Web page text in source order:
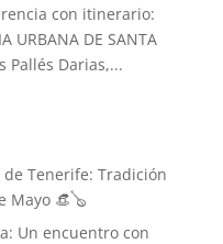
con itinerario:
URBANA DE SANTA
Pallés Darias,...
de Tenerife: Tradición
Mayo 👒🪕
Un encuentro con